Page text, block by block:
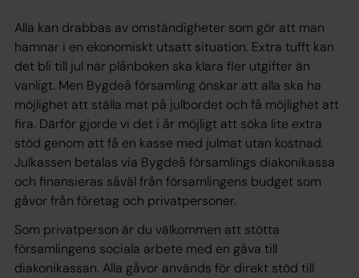
Alla kan drabbas av omständigheter som gör att man
hamnar i en ekonomiskt utsatt situation. Extra tufft kan
det bli till jul när plånboken ska klara fler utgifter än
vanligt. Men Bygdeå församling önskar att alla ska ha
möjlighet att ställa mat på julbordet och få möjlighet att
fira. Därför gjorde vi det i år möjligt att söka lite extra
stöd genom att få en kasse med julmat utan kostnad.
Julkassen betalas via Bygdeå församlings diakonikassa
och finansieras såväl från församlingens budget som
gåvor från företag och privatpersoner.
Som privatperson är du välkommen att stötta
församlingens sociala arbete med en gåva till
diakonikassan. Alla gåvor används för direkt stöd till